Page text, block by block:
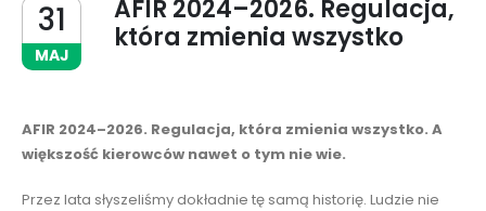
31
MAJ
AFIR 2024–2026. Regulacja,
która zmienia wszystko
AFIR 2024–2026. Regulacja, która zmienia wszystko. A
większość kierowców nawet o tym nie wie.
Przez lata słyszeliśmy dokładnie tę samą historię. Ludzie nie